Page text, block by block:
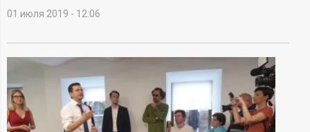
-
и
н
ф
01 июля 2019 - 12:06